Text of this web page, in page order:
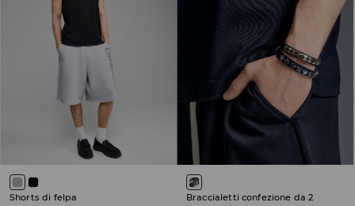
Shorts di felpa Braccialetti confezione da 2